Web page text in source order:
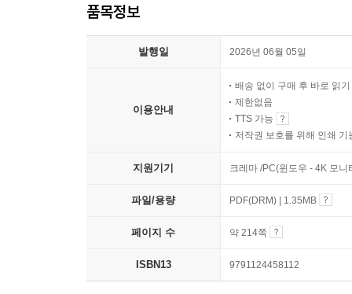
품목정보
발행일 2026년 06월 05일
이용안내
배송 없이 구매 후 바로 읽기
제한없음
TTS 가능
저작권 보호를 위해 인쇄 기
지원기기 크레마 /PC(윈도우 - 4K 모
파일/용량 PDF(DRM) | 1.35MB
페이지 수 약 214쪽
ISBN13 9791124458112